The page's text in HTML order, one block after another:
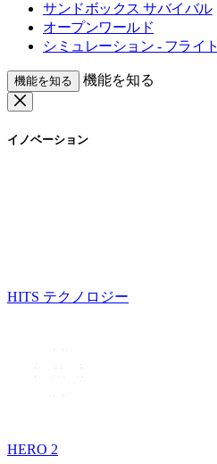
サンドボックス サバイバル
オープンワールド
シミュレーション - フライト
機能を知る 機能を知る
イノベーション
HITS テクノロジー
HERO 2